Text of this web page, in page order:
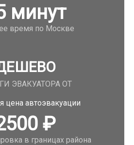
минут
время по Москве
ЭВАКУАТОРА ОТ
₽
в границах района